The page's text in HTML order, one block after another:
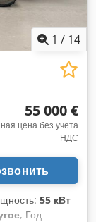
1 / 14
55 000 €
цена без учета
НДС
55 кВт
, Год